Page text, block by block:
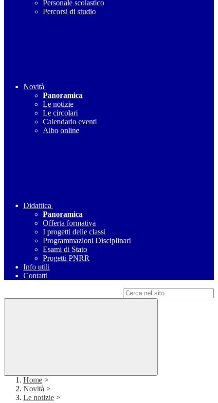
Personale scolastico
Percorsi di studio
Novità
Panoramica
Le notizie
Le circolari
Calendario eventi
Albo online
Didattica
Panoramica
Offerta formativa
I progetti delle classi
Programmazioni Disciplinari
Esami di Stato
Progetti PNRR
Info utili
Contatti
Home >
Novità >
Le notizie >